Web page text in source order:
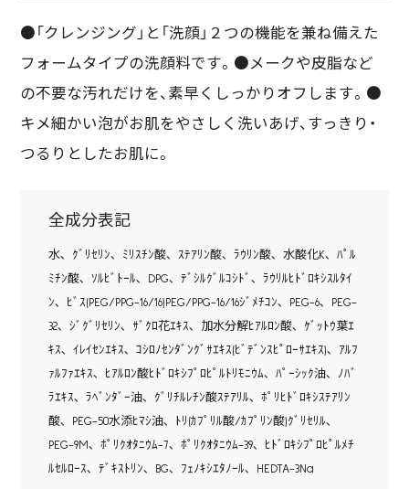
●「クレンジング」と「洗顔」２つの機能を兼ね備えた
フォームタイプの洗顔料です。●メークや皮脂など
の不要な汚れだけを、素早くしっかりオフします。●
キメ細かい泡がお肌をやさしく洗いあげ、すっきり・
つるりとしたお肌に。
全成分表記
水､ ｸﾞﾘｾﾘﾝ､ ﾐﾘｽﾁﾝ酸､ ｽﾃｱﾘﾝ酸､ ﾗｳﾘﾝ酸､ 水酸化K､ ﾊﾟﾙ
ﾐﾁﾝ酸､ ｿﾙﾋﾞﾄｰﾙ､ DPG､ ﾃﾞｼﾙｸﾞﾙｺｼﾄﾞ､ ﾗｳﾘﾙﾋﾄﾞﾛｷｼｽﾙﾀｲ
ﾝ､ ﾋﾞｽ(PEG/PPG-16/16)PEG/PPG-16/16ｼﾞﾒﾁｺﾝ､ PEG-6､ PEG-
32､ ｼﾞｸﾞﾘｾﾘﾝ､ ｻﾞｸﾛ花ｴｷｽ､ 加水分解ﾋｱﾙﾛﾝ酸､ ｹﾞｯﾄｳ葉ｴ
ｷｽ､ ｲﾚｲｾﾝｴｷｽ､ ｺｼﾛﾉｾﾝﾀﾞﾝｸﾞｻｴｷｽ(ﾋﾞﾃﾞﾝｽﾋﾟﾛｰｻｴｷｽ)､ ｱﾙﾌ
ｧﾙﾌｧｴｷｽ､ ﾋｱﾙﾛﾝ酸ﾋﾄﾞﾛｷｼﾌﾟﾛﾋﾟﾙﾄﾘﾓﾆｳﾑ､ ﾊﾟｰｼｯｸ油､ ﾉﾊﾞ
ﾗｴｷｽ､ ﾗﾍﾞﾝﾀﾞｰ油､ ｸﾞﾘﾁﾙﾚﾁﾝ酸ｽﾃｱﾘﾙ､ ﾎﾟﾘﾋﾄﾞﾛｷｼｽﾃｱﾘﾝ
酸､ PEG-50水添ﾋﾏｼ油､ ﾄﾘ(ｶﾌﾟﾘﾙ酸/ｶﾌﾟﾘﾝ酸)ｸﾞﾘｾﾘﾙ､
PEG-9M､ ﾎﾟﾘｸｵﾀﾆｳﾑ-7､ ﾎﾟﾘｸｵﾀﾆｳﾑ-39､ ﾋﾄﾞﾛｷｼﾌﾟﾛﾋﾟﾙﾒﾁ
ﾙｾﾙﾛｰｽ､ ﾃﾞｷｽﾄﾘﾝ､ BG､ ﾌｪﾉｷｼｴﾀﾉｰﾙ､ HEDTA-3Na